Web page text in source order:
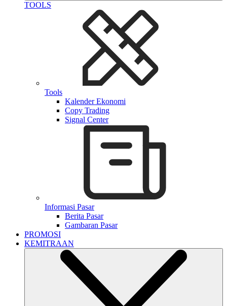
TOOLS
Tools
Kalender Ekonomi
Copy Trading
Signal Center
Informasi Pasar
Berita Pasar
Gambaran Pasar
PROMOSI
KEMITRAAN